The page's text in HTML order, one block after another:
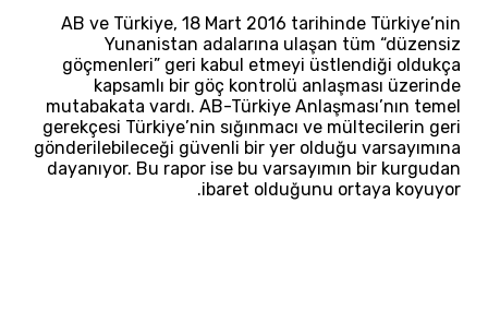
AB ve Türkiye, 18 Mart 2016 tarihinde Türkiye’nin
Yunanistan adalarına ulaşan tüm “düzensiz
göçmenleri” geri kabul etmeyi üstlendiği oldukça
kapsamlı bir göç kontrolü anlaşması üzerinde
mutabakata vardı. AB-Türkiye Anlaşması’nın temel
gerekçesi Türkiye’nin sığınmacı ve mültecilerin geri
gönderilebileceği güvenli bir yer olduğu varsayımına
dayanıyor. Bu rapor ise bu varsayımın bir kurgudan
ibaret olduğunu ortaya koyuyor.